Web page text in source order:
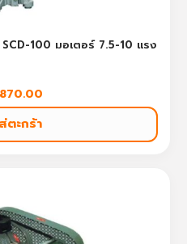
100 มอเตอร์ 7.5-10 แรง
ตะกร้า